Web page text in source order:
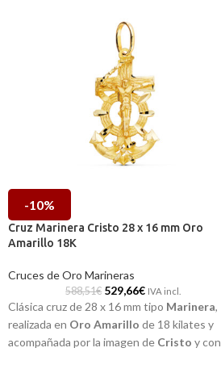
-10%
Cruz Marinera Cristo 28 x 16 mm Oro
Amarillo 18K
Cruces de Oro Marineras
588,51€ 529,66€ IVA incl.
Clásica cruz de 28 x 16 mm tipo Marinera,
realizada en Oro Amarillo de 18 kilates y
acompañada por la imagen de Cristo y con